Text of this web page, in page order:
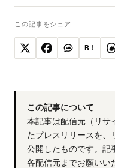
この記事をシェア
B!
この記事について
本記事は配信元（リサ
たプレスリリースを、
公開したものです。記
各配信元までお願いい